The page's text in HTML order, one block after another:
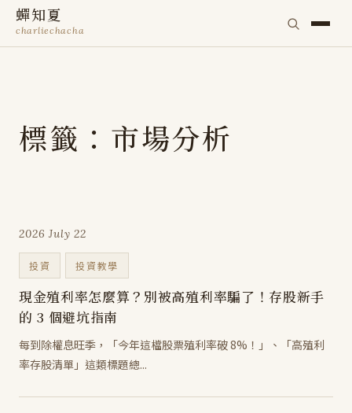
蟬知夏
charliechacha
標籤：市場分析
2026 July 22
投資 投資教學
現金殖利率怎麼算？別被高殖利率騙了！存股新手
的 3 個避坑指南
每到除權息旺季，「今年這檔股票殖利率破 8%！」、「高殖利
率存股清單」這類標題總...